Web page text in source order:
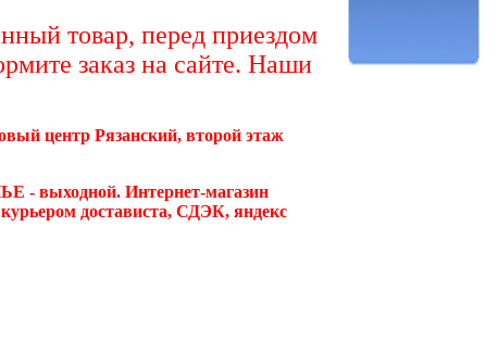
товар, перед приездом
заказ на сайте. Наши
центр Рязанский, второй этаж
- выходной. Интернет-магазин
достависта, СДЭК, яндекс